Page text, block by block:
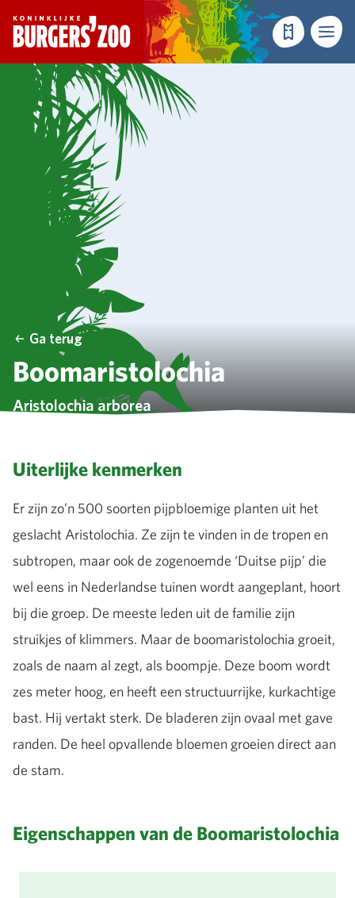
- Homepagina
TicketsMenu
Ga terug
Boomaristolochia
Aristolochia arborea
Uiterlijke kenmerken
Er zijn zo’n 500 soorten pijpbloemige planten uit het
geslacht Aristolochia. Ze zijn te vinden in de tropen en
subtropen, maar ook de zogenoemde ‘Duitse pijp’ die
wel eens in Nederlandse tuinen wordt aangeplant, hoort
bij die groep. De meeste leden uit de familie zijn
struikjes of klimmers. Maar de boomaristolochia groeit,
zoals de naam al zegt, als boompje. Deze boom wordt
zes meter hoog, en heeft een structuurrijke, kurkachtige
bast. Hij vertakt sterk. De bladeren zijn ovaal met gave
randen. De heel opvallende bloemen groeien direct aan
de stam.
Eigenschappen van de Boomaristolochia